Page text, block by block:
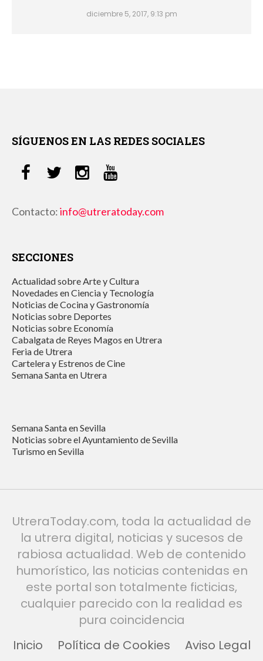
diciembre 5, 2017, 9:13 pm
SÍGUENOS EN LAS REDES SOCIALES
Contacto:info@utreratoday.com
SECCIONES
Actualidad sobre Arte y Cultura
Novedades en Ciencia y Tecnología
Noticias de Cocina y Gastronomía
Noticias sobre Deportes
Noticias sobre Economía
Cabalgata de Reyes Magos en Utrera
Feria de Utrera
Cartelera y Estrenos de Cine
Semana Santa en Utrera
Semana Santa en Sevilla
Noticias sobre el Ayuntamiento de Sevilla
Turismo en Sevilla
UtreraToday.com, toda la actualidad de
la utrera digital, noticias y sucesos de
rabiosa actualidad. Web de contenido
humorístico, las noticias contenidas en
este portal son totalmente ficticias,
cualquier parecido con la realidad es
pura coincidencia
Inicio
Política de Cookies Aviso Legal